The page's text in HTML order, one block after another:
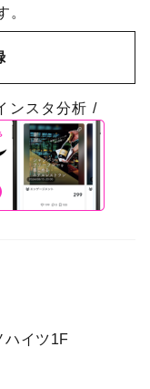
。
ンスタ分析 /
ハイツ1F